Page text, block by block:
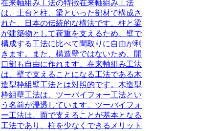
在来軸組み工法の特徴在来軸組み工法
は、土台と柱、梁といった部材で構成さ
れた、日本の伝統的な構法です。柱と梁
が建築物として荷重を支えるため、壁で
構成する工法に比べて間取りに自由が利
きます。また、構造壁ではないため、開
口部も自由に作れます。在来軸組み工法
は、壁で支えることになる工法である木
造型枠組壁工法とは対照的です。木造型
枠組壁工法は、ツーバイフォー工法とい
う名前が浸透しています。ツーバイフォ
ー工法は、面で支えることが基本となる
工法であり、柱を少なくできるメリット